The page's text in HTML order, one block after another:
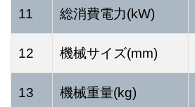
11 総消費電力(kW)
12 機械サイズ(mm)
13 機械重量(kg)